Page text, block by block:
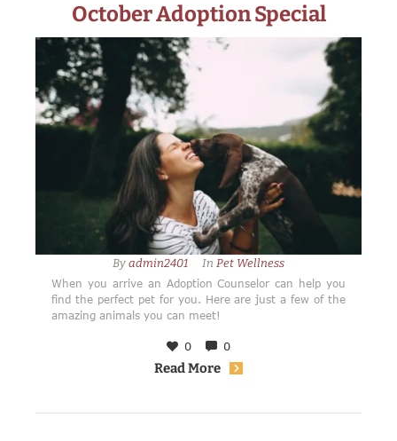
October Adoption Special
By admin2401 In Pet Wellness
When you arrive an Adoption Counselor can help you
find the perfect pet for you. Here are just a few of the
amazing animals you can meet!
0 0
Read More